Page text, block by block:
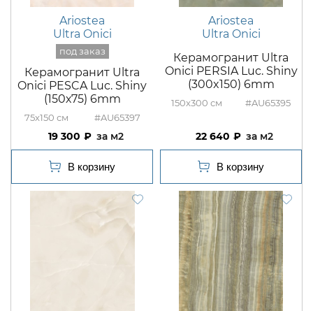
Ariostea
Ultra Onici
Керамогранит Ultra
Onici PESCA Luc. Shiny
(150х75) 6mm
75x150 #AU65397
19 300 м2
Ariostea
Ultra Onici
Керамогранит Ultra
Onici PERSIA Luc. Shiny
(300x150) 6mm
150x300 #AU65395
22 640 м2